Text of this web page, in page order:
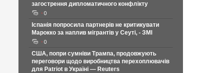
загострення дипломатичного конфлікту
0
Іспанія попросила партнерів не критикувати
Марокко за наплив мігрантів у Сеуті, - ЗМІ
0
США, попри сумніви Трампа, продовжують
переговори щодо виробництва перехоплювачів
для Patriot в Україні — Reuters